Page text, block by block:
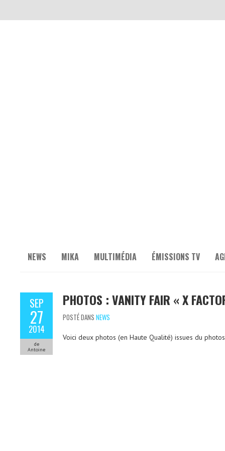
NEWS MIKA MULTIMÉDIA ÉMISSIONS TV
SEP
27
2014
de
Antoine
PHOTOS : VANITY FAIR « X
POSTÉ DANS NEWS
Voici deux photos (en Haute Qualité) issues du